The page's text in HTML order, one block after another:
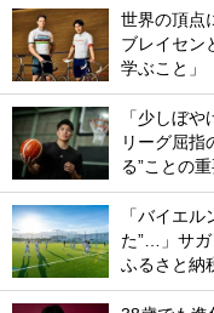
世界の頂点
ブレイセン
学ぶこと」
「少しぼ
リーグ屈指
る”ことの
「バイエ
た”…」サガ
ふるさと納